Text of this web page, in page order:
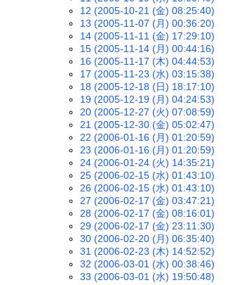
12 (2005-10-21 (金) 08:25:40)
13 (2005-11-07 (月) 00:36:20)
14 (2005-11-11 (金) 17:29:10)
15 (2005-11-14 (月) 00:44:16)
16 (2005-11-17 (木) 04:44:53)
17 (2005-11-23 (水) 03:15:38)
18 (2005-12-18 (日) 18:17:10)
19 (2005-12-19 (月) 04:24:53)
20 (2005-12-27 (火) 07:08:59)
21 (2005-12-30 (金) 05:02:47)
22 (2006-01-16 (月) 01:20:59)
23 (2006-01-16 (月) 01:20:59)
24 (2006-01-24 (火) 14:35:21)
25 (2006-02-15 (水) 01:43:10)
26 (2006-02-15 (水) 01:43:10)
27 (2006-02-17 (金) 03:47:21)
28 (2006-02-17 (金) 08:16:01)
29 (2006-02-17 (金) 23:11:30)
30 (2006-02-20 (月) 06:35:40)
31 (2006-02-23 (木) 14:52:52)
32 (2006-03-01 (水) 00:38:46)
33 (2006-03-01 (水) 19:50:48)